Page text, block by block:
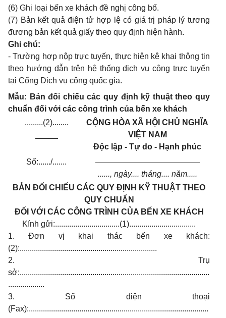
(6) Ghi loại bến xe khách đề nghị công bố.
(7) Bản kết quả điện tử hợp lệ có giá trị pháp lý tương
đương bản kết quả giấy theo quy định hiện hành.
Ghi chú:
- Trường hợp nộp trực tuyến, thực hiện kê khai thông tin
theo hướng dẫn trên hệ thống dịch vụ công trực tuyến
tại Cổng Dịch vụ công quốc gia.
Mẫu: Bản đối chiếu các quy định kỹ thuật theo quy
chuẩn đối với các công trình của bến xe khách
.........(2)........
Số:....../.......
CỘNG HÒA XÃ HỘI CHỦ NGHĨA
VIỆT NAM
Độc lập - Tự do - Hạnh phúc
......, ngày.... tháng.... năm.....
BẢN ĐỐI CHIẾU CÁC QUY ĐỊNH KỸ THUẬT THEO
QUY CHUẨN
ĐỐI VỚI CÁC CÔNG TRÌNH CỦA BẾN XE KHÁCH
Kính gửi:................................(1).................................
1. Đơn vị khai thác bến xe khách:
(2):....................................................................
2. Trụ
sở:..............................................................................................
..................
3. Số điện thoại
(Fax):.........................................................................................